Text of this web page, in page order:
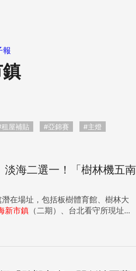
報
屋補貼 #亞錦賽 #主燈
淡海二選一！「樹林機五南
在場址，包括板樹體育館、樹林大
新市鎮 （二期）、台北看守所現址...